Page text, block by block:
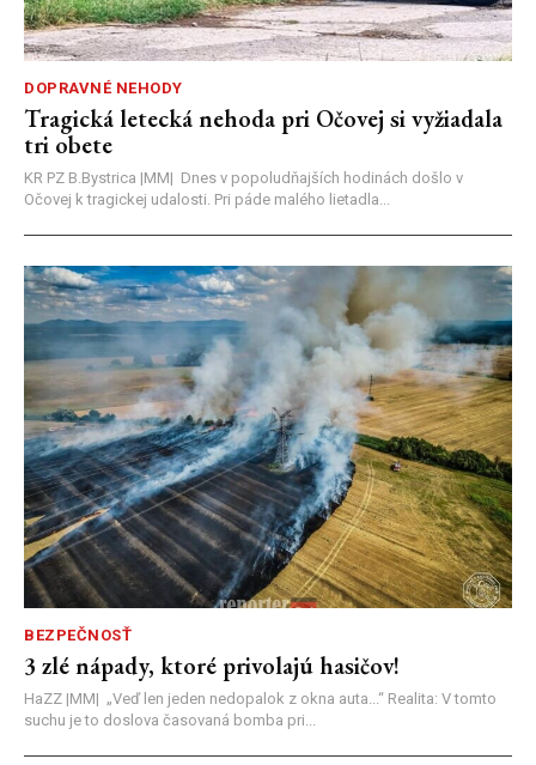
DOPRAVNÉ NEHODY
Tragická letecká nehoda pri Očovej si vyžiadala
tri obete
KR PZ B.Bystrica |MM| Dnes v popoludňajších hodinách došlo v
Očovej k tragickej udalosti. Pri páde malého lietadla...
BEZPEČNOSŤ
3 zlé nápady, ktoré privolajú hasičov!
HaZZ |MM| ​„Veď len jeden nedopalok z okna auta...“ ​Realita: V tomto
suchu je to doslova časovaná bomba pri...